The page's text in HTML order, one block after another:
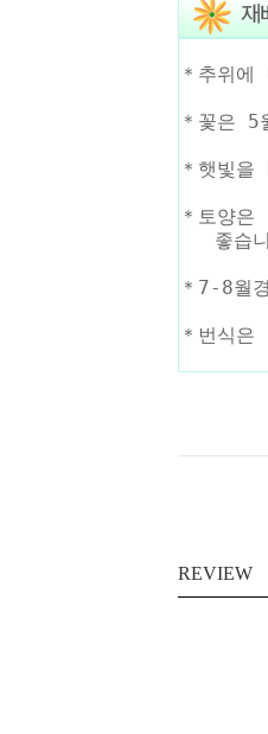
＊추위
＊꽃은
＊햇빛
＊토양
좋습
＊7-8월
＊번식
REVIEW